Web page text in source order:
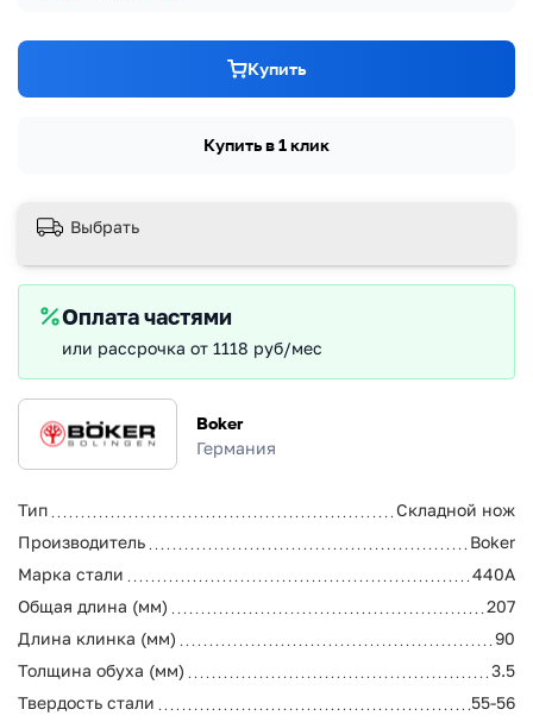
Boker
Германия
Тип
Складной нож
Производитель
Boker
Марка стали
440А
Общая длина (мм)
207
Длина клинка (мм)
90
Толщина обуха (мм)
3.5
Твердость стали
55-56
Купить
Купить в 1 клик
Выбрать
Оплата частями
или рассрочка от 1118 руб/мес